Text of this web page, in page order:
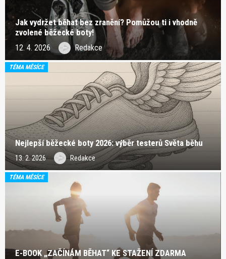
Jak vydržet běhat bez zranění? Pomůžou ti i vhodně
zvolené běžecké boty!
12. 4. 2026 Redakce
TÉMA MĚSÍCE
Nejlepší běžecké boty 2026: výběr testerů Světa běhu
13. 2. 2026 Redakce
TÉMA MĚSÍCE
E-BOOK „ZAČÍNÁM BĚHAT“ KE STAŽENÍ ZDARMA